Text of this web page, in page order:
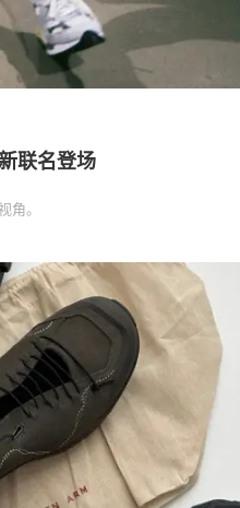
联名登场
。